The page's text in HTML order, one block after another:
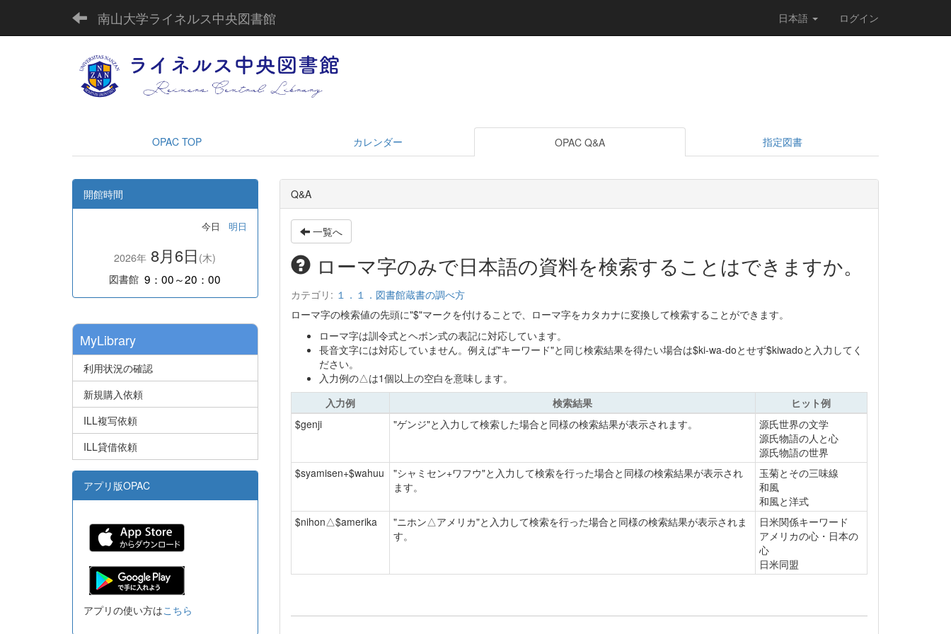
南山大学ライネルス中央図書館 日本語 ログイン
OPAC TOP カレンダー OPAC Q&A 指定図書
Q&A
一覧へ
ローマ字のみで日本語の資料を検索することはできますか。
カテゴリ: １．１．図書館蔵書の調べ方
ローマ字の検索値の先頭に"$"マークを付けることで、ローマ字をカタカナに変換して検索することができます。
ローマ字は訓令式とヘボン式の表記に対応しています。
長音文字には対応していません。例えば"キーワード"と同じ検索結果を得たい場合は$ki-wa-doとせず$kiwadoと入力してく
ださい。
入力例の△は1個以上の空白を意味します。
入力例
検索結果
ヒット例
$genji
"ゲンジ"と入力して検索した場合と同様の検索結果が表示されます。
源氏世界の文学
源氏物語の人と心
源氏物語の世界
$syamisen+$wahuu
"シャミセン+ワフウ"と入力して検索を行った場合と同様の検索結果が表示され
ます。
玉菊とその三味線
和風
和風と洋式
$nihon△$amerika
"ニホン△アメリカ"と入力して検索を行った場合と同様の検索結果が表示されま
す。
日米関係キーワード
アメリカの心・日本の
心
日米同盟
開館時間
今日 明日
2026年 8月6日 (木)
図書館 9：00～20：00
MyLibrary
利用状況の確認
新規購入依頼
ILL複写依頼
ILL貸借依頼
アプリ版OPAC
アプリの使い方はこちら